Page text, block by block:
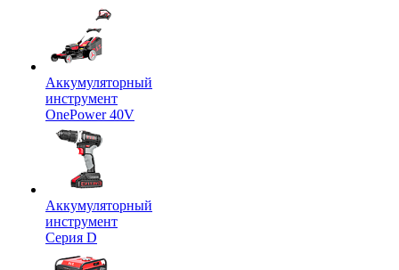
Аккумуляторный
инструмент
OnePower 40V
Аккумуляторный
инструмент
Серия D